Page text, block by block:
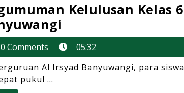
Kelulusan Kelas 6
Harapan
Tersemat
di
0 Comments
05:32
Al Irsyad Banyuwangi, para siswa
pukul ...